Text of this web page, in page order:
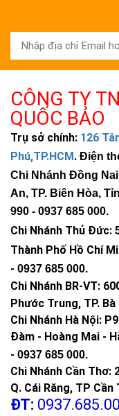
CÔNG TY
QUỐC BẢO
Trụ sở chính: 126
Phú,TP.HCM. Điện
Chi Nhánh Đồng
An, TP. Biên Hòa,
990 - 0937 685 000.
Chi Nhánh Thủ Đức:
Thành Phố Hồ Chí
- 0937 685 000.
Chi Nhánh BR-VT:
Phước Trung, TP. Bà
Chi Nhánh Hà Nội:
Đàm - Hoàng Mai -
- 0937 685 000.
Chi Nhánh Cần Thơ:
Q. Cái Răng, TP Cần
ĐT: